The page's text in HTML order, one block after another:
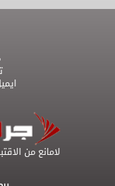
لامانع من